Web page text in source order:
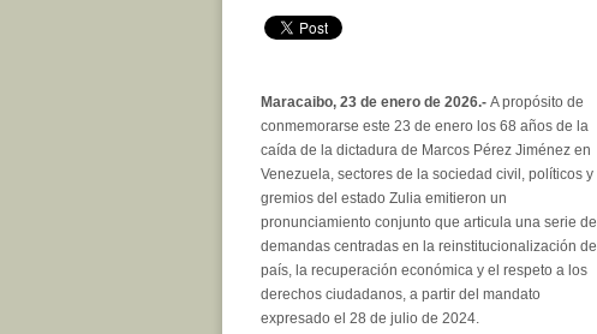
Maracaibo, 23 de enero de 2026.- A propósito de
conmemorarse este 23 de enero los 68 años de la
caída de la dictadura de Marcos Pérez Jiménez en
Venezuela, sectores de la sociedad civil, políticos y
gremios del estado Zulia emitieron un
pronunciamiento conjunto que articula una serie de
demandas centradas en la reinstitucionalización del
país, la recuperación económica y el respeto a los
derechos ciudadanos, a partir del mandato
expresado el 28 de julio de 2024.